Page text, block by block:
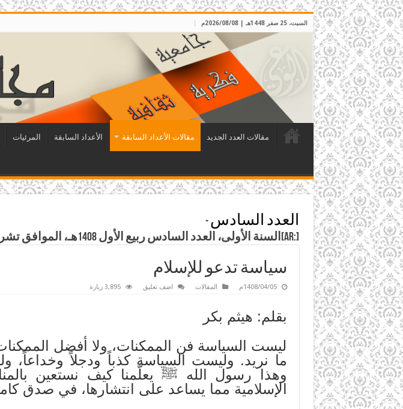
السبت، 25 صفر 1448هـ | 2026/08/08م
مقالات العدد الجديد مقالات الأعداد السابقة الأعداد السابقة المرئيات
العدد السادس -
[:ar]السنة الأولى، العدد السادس ربيع الأول 1408هـ، الموافق تشرين ثاني 1987م[:]
سياسة تدعو للإسلام
1408/04/05م المقالات اضف تعليق 3,895 زيارة
بقلم: هيثم بكر
ليست السياسة فن الممكنات، ولا أفضل
ما نريد. وليست السياسة كذباً ودجلاً وخداعاً،
وهذا رسول الله ﷺ يعلّمنا كيف نستعين
الإسلامية مما يساعد على انتشارها، في صدق